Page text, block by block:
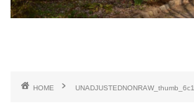
HOME UNADJUSTEDNONRAW_thumb_6c1